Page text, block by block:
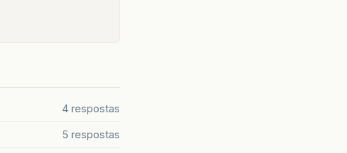
4 respostas
5 respostas